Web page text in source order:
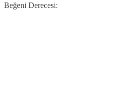
Beğeni Derecesi: